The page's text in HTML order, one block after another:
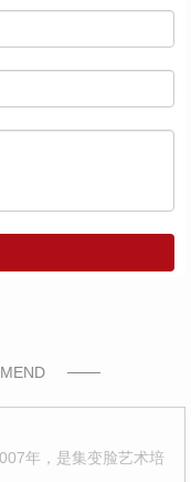
年，是集变脸艺术培